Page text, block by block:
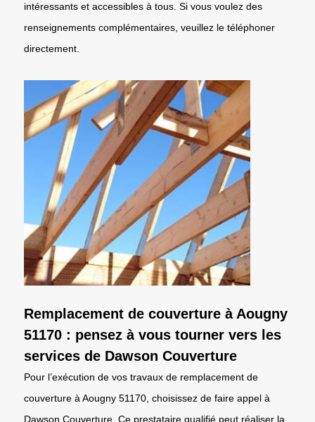
intéressants et accessibles à tous. Si vous voulez des
renseignements complémentaires, veuillez le téléphoner
directement.
Remplacement de couverture à Aougny
51170 : pensez à vous tourner vers les
services de Dawson Couverture
Pour l’exécution de vos travaux de remplacement de
couverture à Aougny 51170, choisissez de faire appel à
Dawson Couverture. Ce prestataire qualifié peut réaliser la